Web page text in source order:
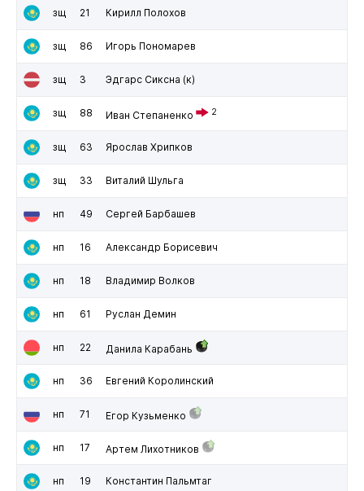
зщ 21 Кирилл Полохов
зщ 86 Игорь Пономарев
зщ 3 Эдгарс Сиксна (к)
зщ 88 Иван Степаненко 2
зщ 63 Ярослав Хрипков
зщ 33 Виталий Шульга
нп 49 Сергей Барбашев
нп 16 Александр Борисевич
нп 18 Владимир Волков
нп 61 Руслан Демин
нп 22 Данила Карабань
нп 36 Евгений Королинский
нп 71 Егор Кузьменко
нп 17 Артем Лихотников
нп 19 Константин Пальмтаг